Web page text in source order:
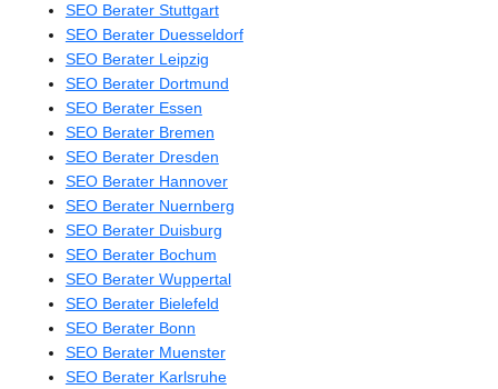
SEO Berater Stuttgart
SEO Berater Duesseldorf
SEO Berater Leipzig
SEO Berater Dortmund
SEO Berater Essen
SEO Berater Bremen
SEO Berater Dresden
SEO Berater Hannover
SEO Berater Nuernberg
SEO Berater Duisburg
SEO Berater Bochum
SEO Berater Wuppertal
SEO Berater Bielefeld
SEO Berater Bonn
SEO Berater Muenster
SEO Berater Karlsruhe